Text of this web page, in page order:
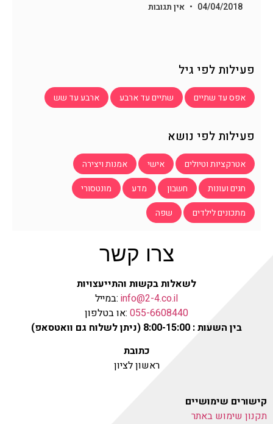
04/04/2018 אין תגובות
פעילות לפי גיל
אפס עד שתיים שתיים עד ארבע ארבע עד שש
פעילות לפי נושא
אטרקציות וטיולים אישי
אמנות ויצירה
חגים ועונות
חשבון מדע
מונטסורי
מתכונים לילדים
שפה
צרו קשר
לשאלות בקשות והתייעצויות
info@2-4.co.il :במייל
055-6608440 :או בטלפון
בין השעות : 8:00-15:00 (ניתן לשלוח גם וואטסאפ)
כתובת
ראשון לציון
קישורים שימושיים
תקנון שימוש באתר